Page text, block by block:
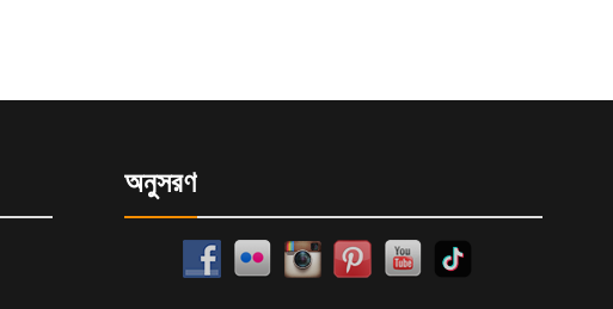
অনুসরণ